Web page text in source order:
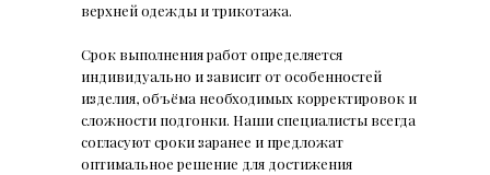
верхней одежды и трикотажа.
Срок выполнения работ определяется
индивидуально и зависит от особенностей
изделия, объёма необходимых корректировок и
сложности подгонки. Наши специалисты всегда
согласуют сроки заранее и предложат
оптимальное решение для достижения